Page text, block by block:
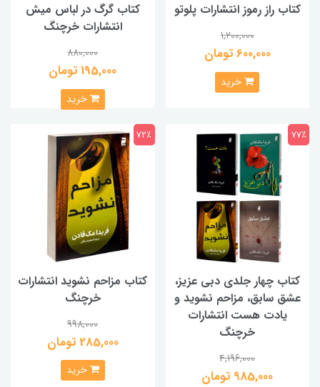
کتاب راز رموز انتشارات پلوتو
1,200,000
600,000 تومان
خرید
کتاب گرگ در لباس میش
انتشارات خرچنگ
880,000
195,000 تومان
خرید
کتاب چهار جلدی دبی عزیز،
عشق سابق، مزاحم نشوید و
یادت هست انتشارات
خرچنگ
4,196,000
985,000 تومان
77٪
کتاب مزاحم نشوید انتشارات
خرچنگ
998,000
285,000 تومان
72٪
خرید